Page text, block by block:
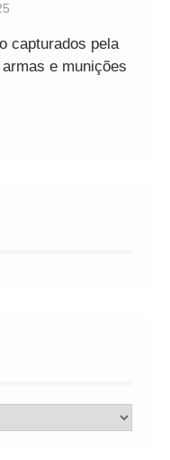
capturados pela
e munições